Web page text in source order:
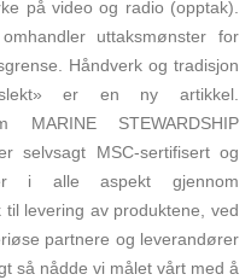
på video og radio (opptak).
uttaksmønster for
Håndverk og tradisjon
er en ny artikkel.
MARINE STEWARDSHIP
selvsagt MSC-sertifisert og
i alle aspekt gjennom
levering av produktene, ved
partnere og leverandører
så nådde vi målet vårt med å